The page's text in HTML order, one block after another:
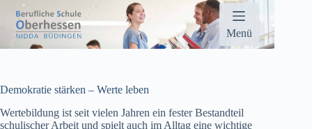
Inhalt
springen
Menü
Demokratie stärken – Werte leben
Wertebildung ist seit vielen Jahren ein fester Bestandteil
schulischer Arbeit und spielt auch im Alltag eine wichtige